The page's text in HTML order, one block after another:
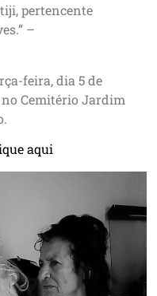
pertencente
–
feira, dia 5 de
Cemitério Jardim
aqui